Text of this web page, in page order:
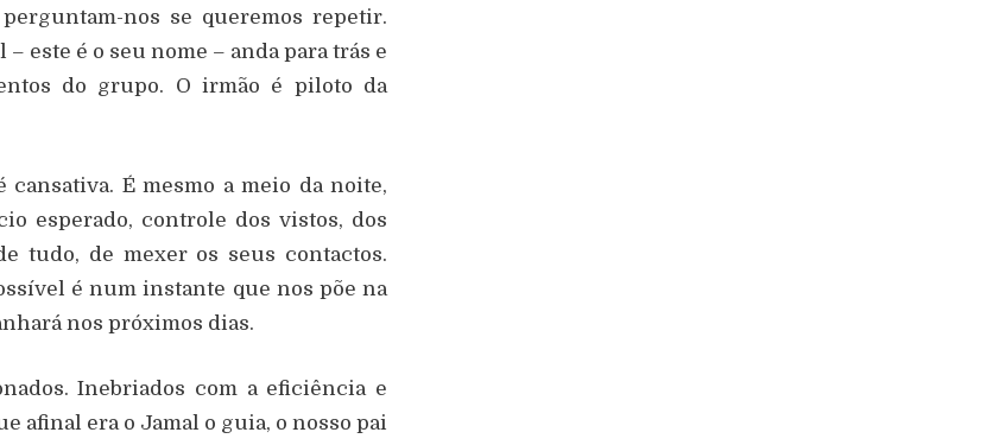
nos se queremos repetir.
este é o seu nome – anda para trás e
do grupo. O irmão é piloto da
É mesmo a meio da noite,
esperado, controle dos vistos, dos
tudo, de mexer os seus contactos.
é num instante que nos põe na
nos próximos dias.
Inebriados com a eficiência e
afinal era o Jamal o guia, o nosso pai